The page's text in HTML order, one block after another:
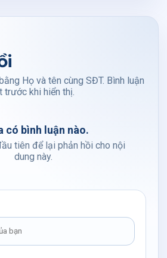
Họ và tên cùng SĐT. Bình luận
trước khi hiển thị.
có bình luận nào.
tiên để lại phản hồi cho nội
dung này.